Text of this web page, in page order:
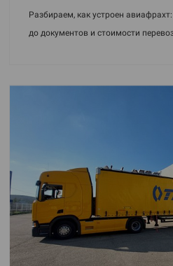
Разбираем, как устроен
до документов и стоимости